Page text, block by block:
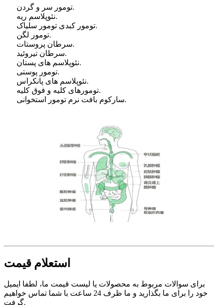
تومور سر و گردن.
نئوپلاسم ریه.
تومور کبدی تومور سلیاک.
تومور لگن.
سرطان پروستات.
سرطان تیروئید.
نئوپلاسم های پستان.
تومور پوستی.
نئوپلاسم های پانکراس.
تومورهای کلیه و فوق کلیه.
سارکوم بافت نرم تومور استخوانی.
استعلام قیمت
برای سوالات مربوط به محصولات یا لیست قیمت ما، لطفا ایمیل
خود را برای ما بگذارید و ما ظرف 24 ساعت با شما تماس خواهیم
گرفت.